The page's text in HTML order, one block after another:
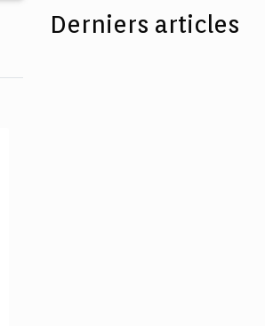
Derniers articles